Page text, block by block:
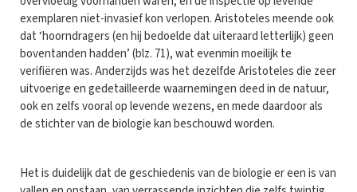
exemplaren niet-invasief kon verlopen. Aristoteles meende ook
dat ‘hoorndragers (en hij bedoelde dat uiteraard letterlijk) geen
boventanden hadden’ (blz. 71), wat evenmin moeilijk te
verifiëren was. Anderzijds was het dezelfde Aristoteles die zeer
uitvoerige en gedetailleerde waarnemingen deed in de natuur,
ook en zelfs vooral op levende wezens, en mede daardoor als
de stichter van de biologie kan beschouwd worden.
Het is duidelijk dat de geschiedenis van de biologie er een is van